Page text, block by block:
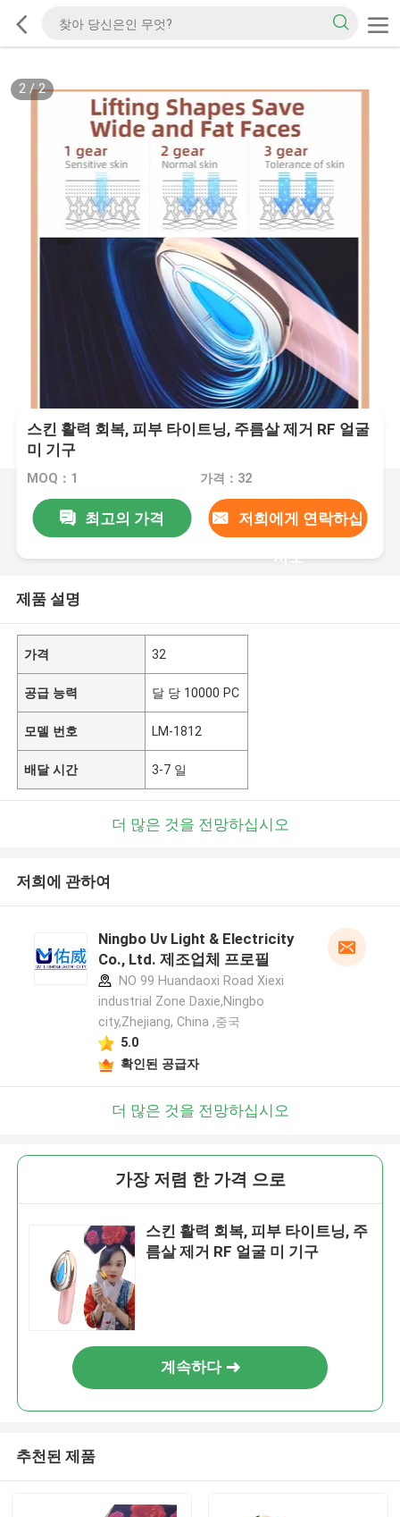
2/2
스킨 활력 회복, 피부 타이트닝, 주름살 제거 RF 얼굴
미 기구
MOQ：1 가격：32
최고의 가격 저희에게 연락하십
시오
제품 설명
가격 32
공급 능력 달 당 10000 PC
모델 번호 LM-1812
배달 시간 3-7 일
더 많은 것을 전망하십시오
저희에 관하여
Ningbo Uv Light & Electricity
Co., Ltd. 제조업체 프로필
NO 99 Huandaoxi Road Xiexi
industrial Zone Daxie,Ningbo
city,Zhejiang, China ,중국
5.0
확인된 공급자
더 많은 것을 전망하십시오
가장 저렴 한 가격 으로
스킨 활력 회복, 피부 타이트닝, 주
름살 제거 RF 얼굴 미 기구
계속하다
추천된 제품